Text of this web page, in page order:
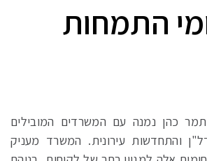
התמחות
כהן נמנה עם המשרדים המובילים
והתחדשות עירונית. המשרד מעניק